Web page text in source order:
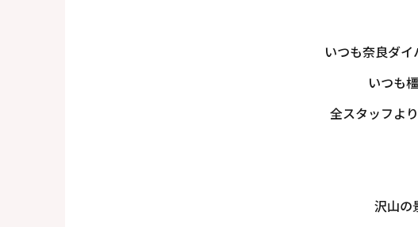
いつも奈良ダイ
いつも
全スタッフよ
沢山の